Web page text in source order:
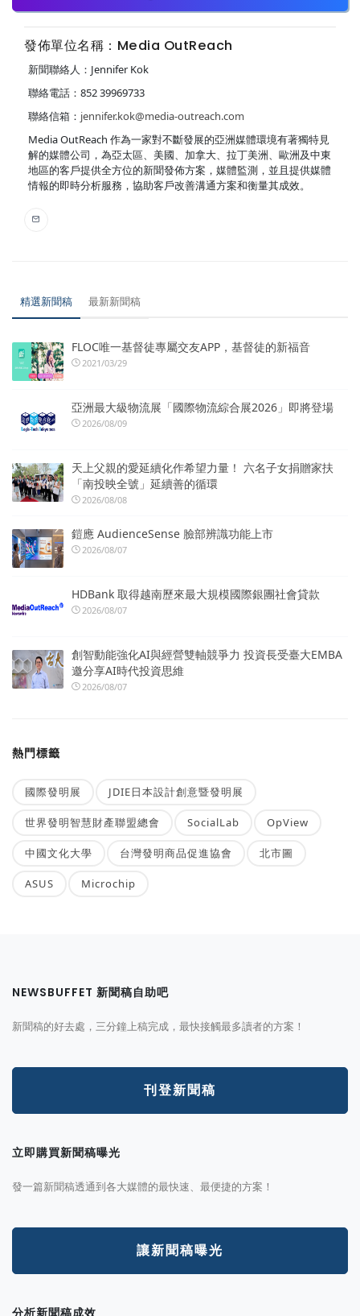
發佈單位名稱：Media OutReach
新聞聯絡人：Jennifer Kok
聯絡電話：852 39969733
聯絡信箱： jennifer.kok@media-outreach.com
Media OutReach 作為一家對不斷發展的亞洲媒體環境有著獨特見
解的媒體公司，為亞太區、美國、加拿大、拉丁美洲、歐洲及中東
地區的客戶提供全方位的新聞發佈方案，媒體監測，並且提供媒體
情報的即時分析服務，協助客戶改善溝通方案和衡量其成效。
精選新聞稿 最新新聞稿
FLOC唯一基督徒專屬交友APP，基督徒的新福音
2021/03/29
亞洲最大級物流展「國際物流綜合展2026」即將登場
2026/08/09
天上父親的愛延續化作希望力量！ 六名子女捐贈家扶
「南投映全號」延續善的循環
2026/08/08
鎧應 AudienceSense 臉部辨識功能上市
2026/08/07
HDBank 取得越南歷來最大規模國際銀團社會貸款
2026/08/07
創智動能強化AI與經營雙軸競爭力 投資長受臺大EMBA
邀分享AI時代投資思維
2026/08/07
熱門標籤
國際發明展 JDIE日本設計創意暨發明展
世界發明智慧財產聯盟總會 SocialLab OpView
中國文化大學 台灣發明商品促進協會 北市圖
ASUS Microchip
NEWSBUFFET 新聞稿自助吧
新聞稿的好去處，三分鐘上稿完成，最快接觸最多讀者的方案！
刊登新聞稿
立即購買新聞稿曝光
發一篇新聞稿透通到各大媒體的最快速、最便捷的方案！
讓新聞稿曝光
分析新聞稿成效